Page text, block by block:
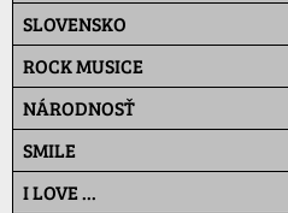
SLOVENSKO
ROCK MUSICE
NÁRODNOSŤ
SMILE
I LOVE ...